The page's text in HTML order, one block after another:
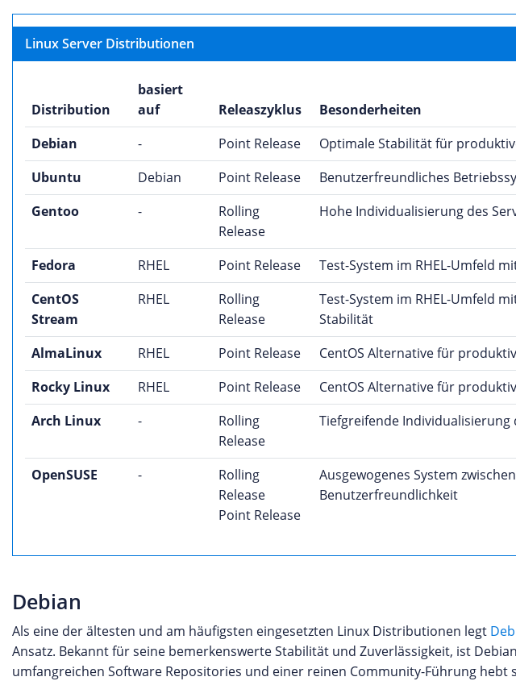
Linux Server Distributionen
Distribution
basiert
auf
Releaszyklus Besonderheiten
Debian
- Point Release Optimale Stabilität für
Ubuntu
Debian Point Release Benutzerfreundliches
Gentoo
-
Rolling
Release
Hohe Individualisierung des
Fedora RHEL Point Release Test-System im RHEL-Umfeld
CentOS
Stream
RHEL
Rolling
Release
Test-System im RHEL-Umfeld
Stabilität
AlmaLinux RHEL Point Release CentOS Alternative für
Rocky Linux
RHEL Point Release CentOS Alternative für
Arch Linux
-
Rolling
Release
Tiefgreifende Individualisierung
OpenSUSE -
Rolling
Release
Point Release
Ausgewogenes System
Benutzerfreundlichkeit
Debian
Als eine der ältesten und am häufigsten eingesetzten Linux Distributionen legt
Ansatz. Bekannt für seine bemerkenswerte Stabilität und Zuverlässigkeit, ist
umfangreichen Software Repositories und einer reinen Community-Führung